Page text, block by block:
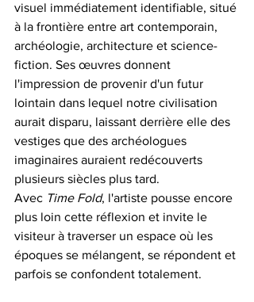
visuel immédiatement identifiable, situé
à la frontière entre art contemporain,
archéologie, architecture et science-
fiction. Ses œuvres donnent
l'impression de provenir d'un futur
lointain dans lequel notre civilisation
aurait disparu, laissant derrière elle des
vestiges que des archéologues
imaginaires auraient redécouverts
plusieurs siècles plus tard.
Avec Time Fold, l'artiste pousse encore
plus loin cette réflexion et invite le
visiteur à traverser un espace où les
époques se mélangent, se répondent et
parfois se confondent totalement.